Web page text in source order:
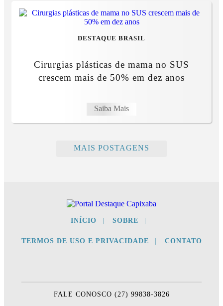
DESTAQUE BRASIL
Cirurgias plásticas de mama no SUS
crescem mais de 50% em dez anos
Saiba Mais
MAIS POSTAGENS
INÍCIO SOBRE
TERMOS DE USO E PRIVACIDADE CONTATO
FALE CONOSCO (27) 99838-3826